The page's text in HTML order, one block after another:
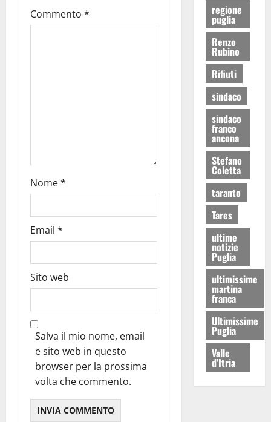
Commento *
Nome*
Email *
Sito web
Salva il mio nome, email
e sito web in questo
browser per la prossima
volta che commento.
regione
puglia
Renzo
Rubino
Rifiuti
sindaco
sindaco
franco
ancona
Stefano
Coletta
taranto
Tares
ultime
notizie
Puglia
ultimissime
martina
franca
Ultimissime
Puglia
Valle
d'Itria